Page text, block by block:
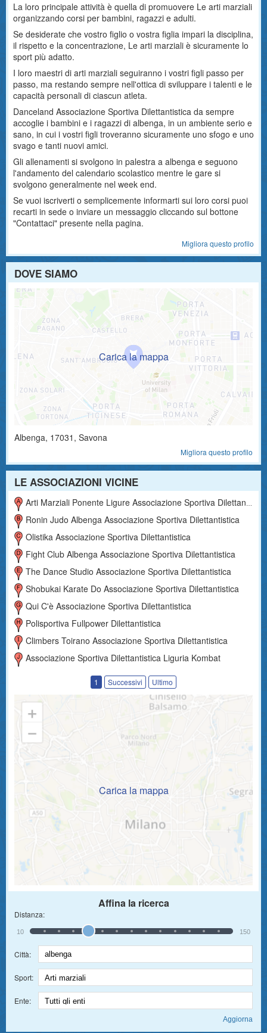
La loro principale attività è quella di promuovere Le arti marziali
organizzando corsi per bambini, ragazzi e adulti.
Se desiderate che vostro figlio o vostra figlia impari la disciplina,
il rispetto e la concentrazione, Le arti marziali è sicuramente lo
sport più adatto.
I loro maestri di arti marziali seguiranno i vostri figli passo per
passo, ma restando sempre nell'ottica di sviluppare i talenti e le
capacità personali di ciascun atleta.
Danceland Associazione Sportiva Dilettantistica da sempre
accoglie i bambini e i ragazzi di albenga, in un ambiente serio e
sano, in cui i vostri figli troveranno sicuramente uno sfogo e uno
svago e tanti nuovi amici.
Gli allenamenti si svolgono in palestra a albenga e seguono
l'andamento del calendario scolastico mentre le gare si
svolgono generalmente nel week end.
Se vuoi iscriverti o semplicemente informarti sui loro corsi puoi
recarti in sede o inviare un messaggio cliccando sul bottone
"Contattaci" presente nella pagina.
Migliora questo profilo
DOVE SIAMO
Albenga, 17031 , Savona
Migliora questo profilo
LE ASSOCIAZIONI VICINE
Arti Marziali Ponente Ligure Associazione Sportiva Dilettantistica
Ronin Judo Albenga Associazione Sportiva Dilettantistica
Olistika Associazione Sportiva Dilettantistica
Fight Club Albenga Associazione Sportiva Dilettantistica
The Dance Studio Associazione Sportiva Dilettantistica
Shobukai Karate Do Associazione Sportiva Dilettantistica
Qui C'è Associazione Sportiva Dilettantistica
Polisportiva Fullpower Dilettantistica
Climbers Toirano Associazione Sportiva Dilettantistica
Associazione Sportiva Dilettantistica Liguria Kombat
1 Successivi Ultimo
Carica la mappa
Affina la ricerca
Distanza:
10 150
Città:
Sport:
Ente: